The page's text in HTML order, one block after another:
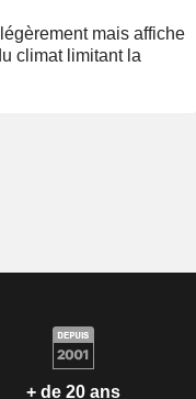
mais affiche
climat limitant la
+ de 20 ans